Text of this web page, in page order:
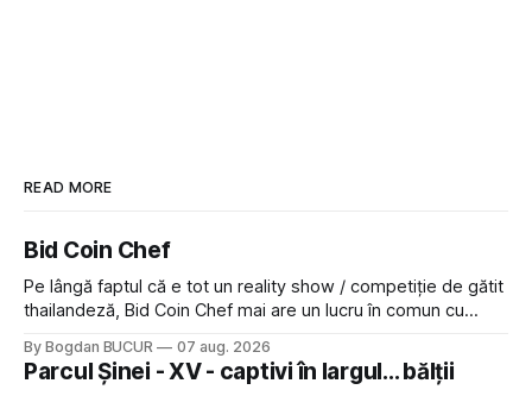
READ MORE
Bid Coin Chef
Pe lângă faptul că e tot un reality show / competiție de gătit
thailandeză, Bid Coin Chef mai are un lucru în comun cu
lăsat rece la prima vedere, după care m-a făcut să mă
îndrăgostesc de el. Nu mi-a plăcut faptul
By Bogdan BUCUR 07 aug. 2026
Parcul Șinei - XV - captivi în largul... bălții